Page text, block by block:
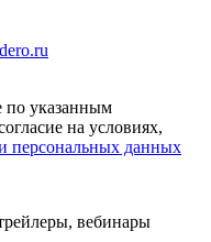
по указанным
на условиях,
персональных данных
вебинары